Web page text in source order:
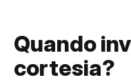
Quando
cortesia?